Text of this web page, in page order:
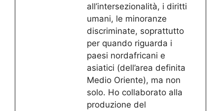
all’intersezionalità, i diritti
umani, le minoranze
discriminate, soprattutto
per quando riguarda i
paesi nordafricani e
asiatici (dell’area definita
Medio Oriente), ma non
solo. Ho collaborato alla
produzione del